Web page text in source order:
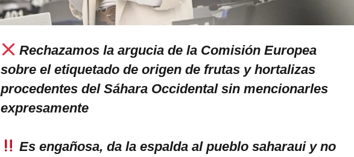
Rechazamos la argucia de la Comisión Europea
sobre el etiquetado de origen de frutas y hortalizas
procedentes del Sáhara Occidental sin mencionarles
expresamente
Es engañosa, da la espalda al pueblo saharaui y no